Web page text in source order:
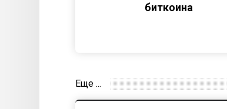
биткоина
Еще ...